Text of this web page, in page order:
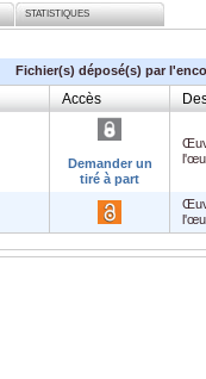
STATISTIQUES
Fichier(s) déposé(s) par
Accès
Demander un
tiré à part